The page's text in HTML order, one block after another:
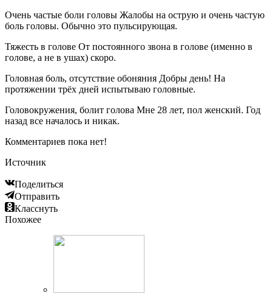
Очень частые боли головы Жалобы на острую и очень частую
боль головы. Обычно это пульсирующая.
Тяжесть в голове От постоянного звона в голове (именно в
голове, а не в ушах) скоро.
Головная боль, отсутствие обоняния Добры день! На
протяжении трёх дней испытываю головные.
Головокружения, болит голова Мне 28 лет, пол женский. Год
назад все началось и никак.
Комментариев пока нет!
Источник
Поделиться
Отправить
Класснуть
Похожее